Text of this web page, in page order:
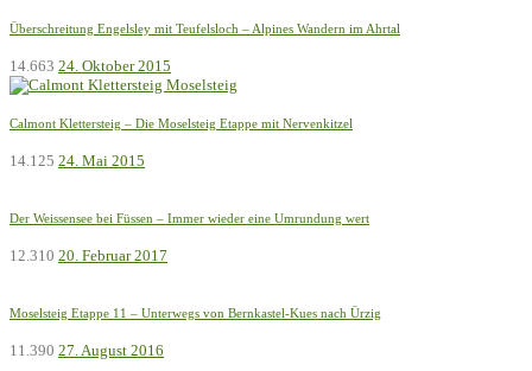
Überschreitung Engelsley mit Teufelsloch – Alpines Wandern im Ahrtal
14.663 24. Oktober 2015
Calmont Klettersteig – Die Moselsteig Etappe mit Nervenkitzel
14.125 24. Mai 2015
Der Weissensee bei Füssen – Immer wieder eine Umrundung wert
12.310 20. Februar 2017
Moselsteig Etappe 11 – Unterwegs von Bernkastel-Kues nach Ürzig
11.390 27. August 2016